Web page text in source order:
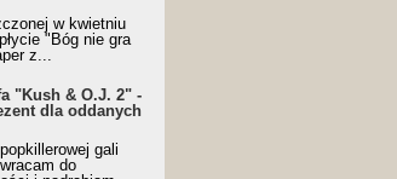
w kwietniu
"Bóg nie gra
z...
"Kush & O.J. 2" -
dla oddanych
gali
do